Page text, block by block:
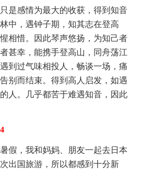
感情为最大的收获，得到知音
中，遇钟子期，知其志在登高
相惜。因此琴声悠扬，为知己者
甚幸，能携手登高山，同舟荡江
到过气味相投人，畅谈一场，痛
别而结束。得到高人启发，如遇
人。几乎都苦于难遇知音，因此
，我和妈妈、朋友一起去日本
出国旅游，所以都感到十分新